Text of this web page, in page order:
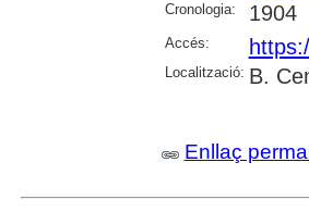
Cronologia: 1904
Accés:
Localització: B.
Enllaç